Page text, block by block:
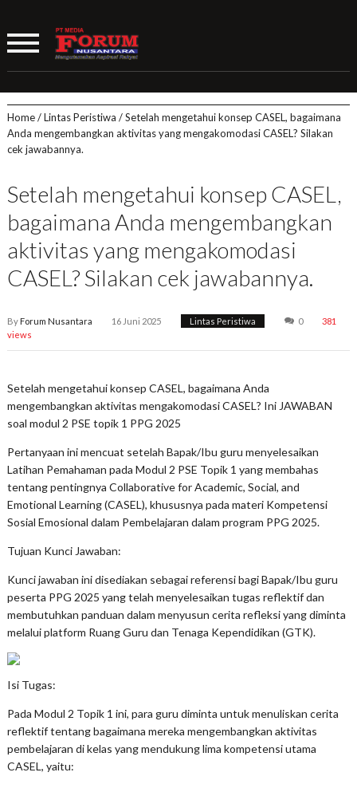
Home/Lintas Peristiwa /Setelah mengetahui konsep CASEL, bagaimana
Anda mengembangkan aktivitas yang mengakomodasi CASEL? Silakan
cek jawabannya.
Setelah mengetahui konsep CASEL,
bagaimana Anda mengembangkan
aktivitas yang mengakomodasi
CASEL? Silakan cek jawabannya.
ByForum Nusantara 16 Juni 2025 Lintas Peristiwa 0
381
views
Setelah mengetahui konsep CASEL, bagaimana Anda
mengembangkan aktivitas mengakomodasi CASEL? Ini JAWABAN
soal modul 2 PSE topik 1 PPG 2025
Pertanyaan ini mencuat setelah Bapak/Ibu guru menyelesaikan
Latihan Pemahaman pada Modul 2 PSE Topik 1 yang membahas
tentang pentingnya Collaborative for Academic, Social, and
Emotional Learning (CASEL), khususnya pada materi Kompetensi
Sosial Emosional dalam Pembelajaran dalam program PPG 2025.
Tujuan Kunci Jawaban:
Kunci jawaban ini disediakan sebagai referensi bagi Bapak/Ibu guru
peserta PPG 2025 yang telah menyelesaikan tugas reflektif dan
membutuhkan panduan dalam menyusun cerita refleksi yang diminta
melalui platform Ruang Guru dan Tenaga Kependidikan (GTK).
Isi Tugas:
Pada Modul 2 Topik 1 ini, para guru diminta untuk menuliskan cerita
reflektif tentang bagaimana mereka mengembangkan aktivitas
pembelajaran di kelas yang mendukung lima kompetensi utama
CASEL, yaitu: